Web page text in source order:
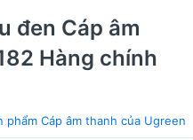
đen Cáp âm
Hàng chính
phẩm Cáp âm thanh của Ugreen